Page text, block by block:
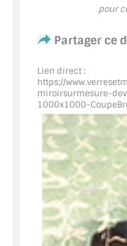
VERRE
LES FIXATIONS
LES PROFILS
VITRINE EN VERRE
CONNECTEURS
PLATS ET
pour
Partager ce
Lien direct :
https://
miroirsurmesure-
1000x1000-